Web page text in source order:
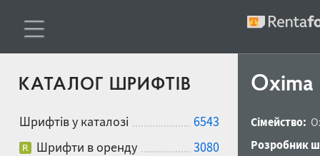
КАТАЛОГ ШРИФТІВ
Шрифтів у каталозі
6543
Шрифти в оренду
3080
Сімейство:
Розробник